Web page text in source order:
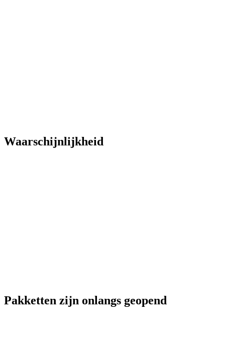
Waarschijnlijkheid
Pakketten zijn onlangs geopend